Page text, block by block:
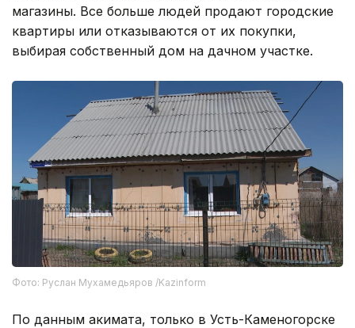
магазины. Все больше людей продают городские
квартиры или отказываются от их покупки,
выбирая собственный дом на дачном участке.
Фото: Руслан Мухамедьяров /Kazinform
По данным акимата, только в Усть-Каменогорске